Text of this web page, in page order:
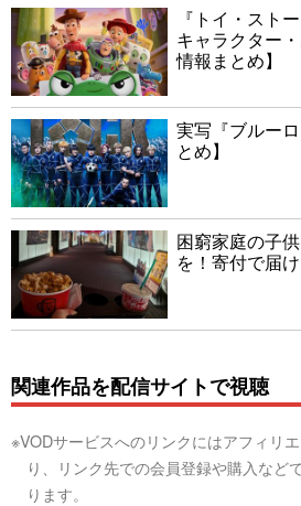
『トイ・スト
キャラクター
情報まとめ】
実写『ブルー
とめ】
困窮家庭の子
を！寄付で届
関連作品を配信サイトで視聴
※VODサービスへのリンクにはアフィリ
り、リンク先での会員登録や購入など
ります。